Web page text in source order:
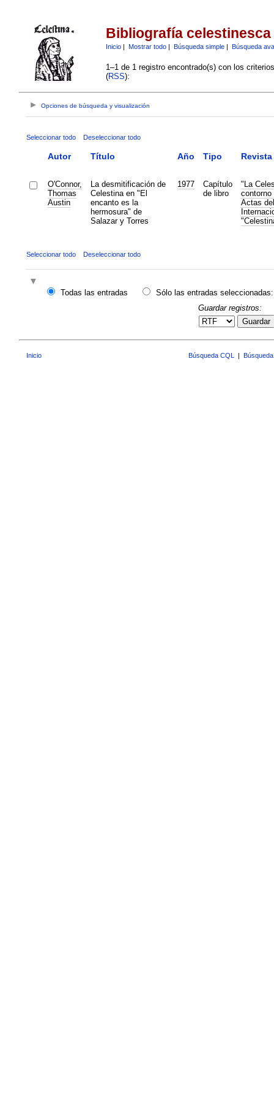
Bibliografía celestinesca
Inicio| Mostrar todo| Búsqueda simple| Búsqueda
1–1 de 1 registro encontrado(s) con los
(RSS):
Opciones de búsqueda y visualización
Seleccionar todo Deseleccionar todo
Autor Título Año Tipo Revista
O'Connor,
Thomas
Austin
La desmitificación de
Celestina en "El
encanto es la
hermosura" de
Salazar y Torres
1977
Capítulo
de libro
"La
contorno
Actas
Seleccionar todo Deseleccionar todo
Todas las entradas
Sólo las entradas seleccionadas:
Guardar registros:
Guardar
Inicio Búsqueda CQL